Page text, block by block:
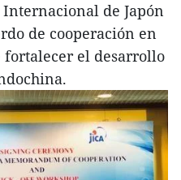
de Japón
de cooperación en
el desarrollo